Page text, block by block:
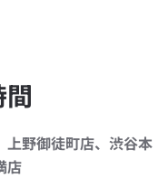
野御徒町店、渋谷本
店